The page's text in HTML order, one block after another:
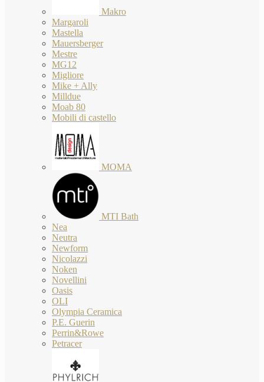
Makro
Margaroli
Mastella
Mauersberger
Mestre
MG12
Migliore
Mike + Ally
Milldue
Moab 80
Mobili di castello
MOMA
MTI Bath
Nea
Neutra
Newform
Nicolazzi
Noken
Novellini
Oasis
OLI
Olympia Ceramica
P.E. Guerin
Perrin&Rowe
Petracer